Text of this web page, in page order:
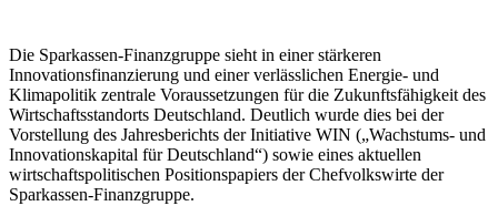
Die Sparkassen-Finanzgruppe sieht in einer stärkeren
Innovationsfinanzierung und einer verlässlichen Energie- und
Klimapolitik zentrale Voraussetzungen für die Zukunftsfähigkeit des
Wirtschaftsstandorts Deutschland. Deutlich wurde dies bei der
Vorstellung des Jahresberichts der Initiative WIN („Wachstums- und
Innovationskapital für Deutschland“) sowie eines aktuellen
wirtschaftspolitischen Positionspapiers der Chefvolkswirte der
Sparkassen-Finanzgruppe.